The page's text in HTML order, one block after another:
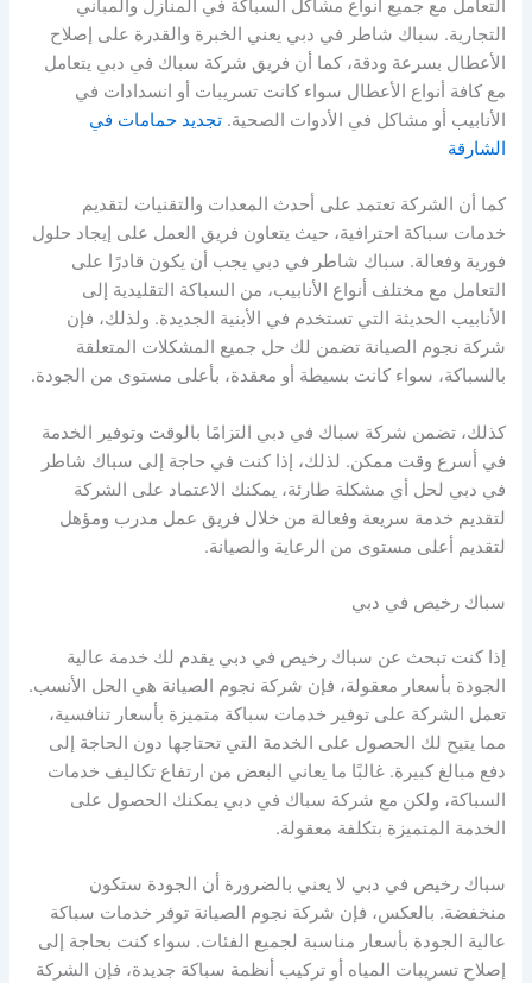
التعامل مع جميع أنواع مشاكل السباكة في المنازل والمباني
التجارية. سباك شاطر في دبي يعني الخبرة والقدرة على إصلاح
الأعطال بسرعة ودقة، كما أن فريق شركة سباك في دبي يتعامل
مع كافة أنواع الأعطال سواء كانت تسريبات أو انسدادات في
الأنابيب أو مشاكل في الأدوات الصحية.تجديد حمامات في
الشارقة
كما أن الشركة تعتمد على أحدث المعدات والتقنيات لتقديم
خدمات سباكة احترافية، حيث يتعاون فريق العمل على إيجاد حلول
فورية وفعالة. سباك شاطر في دبي يجب أن يكون قادرًا على
التعامل مع مختلف أنواع الأنابيب، من السباكة التقليدية إلى
الأنابيب الحديثة التي تستخدم في الأبنية الجديدة. ولذلك، فإن
شركة نجوم الصيانة تضمن لك حل جميع المشكلات المتعلقة
بالسباكة، سواء كانت بسيطة أو معقدة، بأعلى مستوى من الجودة.
كذلك، تضمن شركة سباك في دبي التزامًا بالوقت وتوفير الخدمة
في أسرع وقت ممكن. لذلك، إذا كنت في حاجة إلى سباك شاطر
في دبي لحل أي مشكلة طارئة، يمكنك الاعتماد على الشركة
لتقديم خدمة سريعة وفعالة من خلال فريق عمل مدرب ومؤهل
لتقديم أعلى مستوى من الرعاية والصيانة.
سباك رخيص في دبي
إذا كنت تبحث عن سباك رخيص في دبي يقدم لك خدمة عالية
الجودة بأسعار معقولة، فإن شركة نجوم الصيانة هي الحل الأنسب.
تعمل الشركة على توفير خدمات سباكة متميزة بأسعار تنافسية،
مما يتيح لك الحصول على الخدمة التي تحتاجها دون الحاجة إلى
دفع مبالغ كبيرة. غالبًا ما يعاني البعض من ارتفاع تكاليف خدمات
السباكة، ولكن مع شركة سباك في دبي يمكنك الحصول على
الخدمة المتميزة بتكلفة معقولة.
سباك رخيص في دبي لا يعني بالضرورة أن الجودة ستكون
منخفضة. بالعكس، فإن شركة نجوم الصيانة توفر خدمات سباكة
عالية الجودة بأسعار مناسبة لجميع الفئات. سواء كنت بحاجة إلى
إصلاح تسريبات المياه أو تركيب أنظمة سباكة جديدة، فإن الشركة